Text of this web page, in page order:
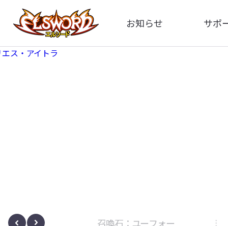
お知らせ
全体
サポ
サノヴァ 召喚石：ユーフォー